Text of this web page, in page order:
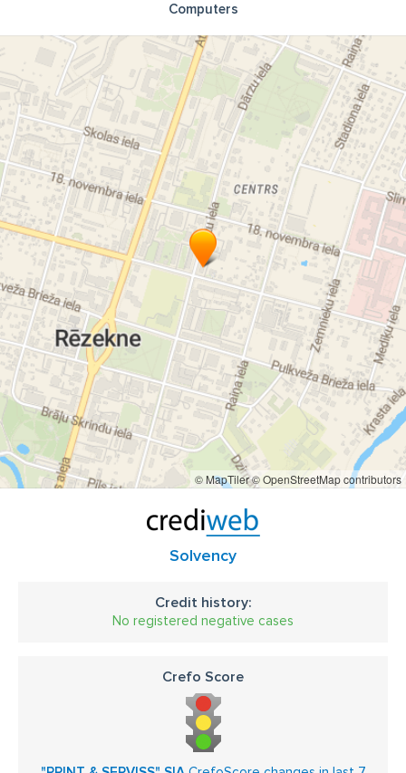
Computers
© MapTiler© OpenStreetMap contributors
Solvency
Credit history:
No registered negative cases
Crefo Score